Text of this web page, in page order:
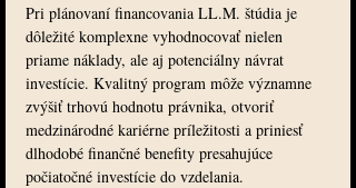
Pri plánovaní financovania LL.M. štúdia je
dôležité komplexne vyhodnocovať nielen
priame náklady, ale aj potenciálny návrat
investície. Kvalitný program môže významne
zvýšiť trhovú hodnotu právnika, otvoriť
medzinárodné kariérne príležitosti a priniesť
dlhodobé finančné benefity presahujúce
počiatočné investície do vzdelania.